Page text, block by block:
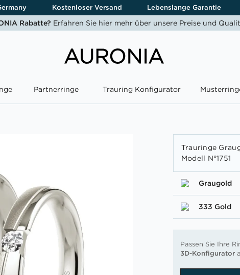
Kostenloser Versand Lebenslange Garantie
Rabatte? Erfahren Sie hier mehr über unsere Preise und
Partnerringe Trauring Konfigurator
Trauringe
Modell N°1751
Graugold
333 Gold
Passen Sie Ihre
3D-Konfigurator